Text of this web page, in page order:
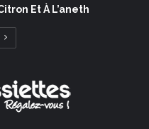
Et À L’aneth
Page